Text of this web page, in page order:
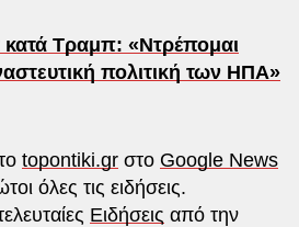
κατά Τραμπ: «Ντρέπομαι
πολιτική των ΗΠΑ»
topontiki.grστο Google News
όλες τις ειδήσεις.
Ειδήσεις από την